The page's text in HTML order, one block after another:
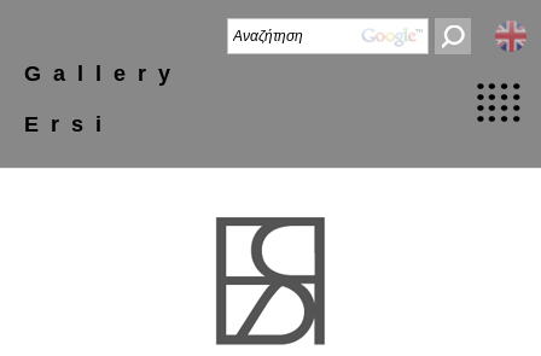
Gallery
Ersi